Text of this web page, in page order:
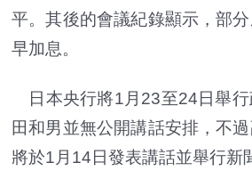
平。其後的會議紀錄顯示，部
早加息。
日本央行將1月23至24日舉行
田和男並無公開講話安排，不
將於1月14日發表講話並舉行新